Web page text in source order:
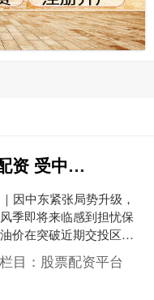
保定股票配资 受中东形势与飓风影响 油价接近两个月高点
因中东紧张局势升级，
季即将来临感到担忧保
价在突破近期交投区间
月高位。以色列军方此
兵在伊....
栏目： 股票配资平台